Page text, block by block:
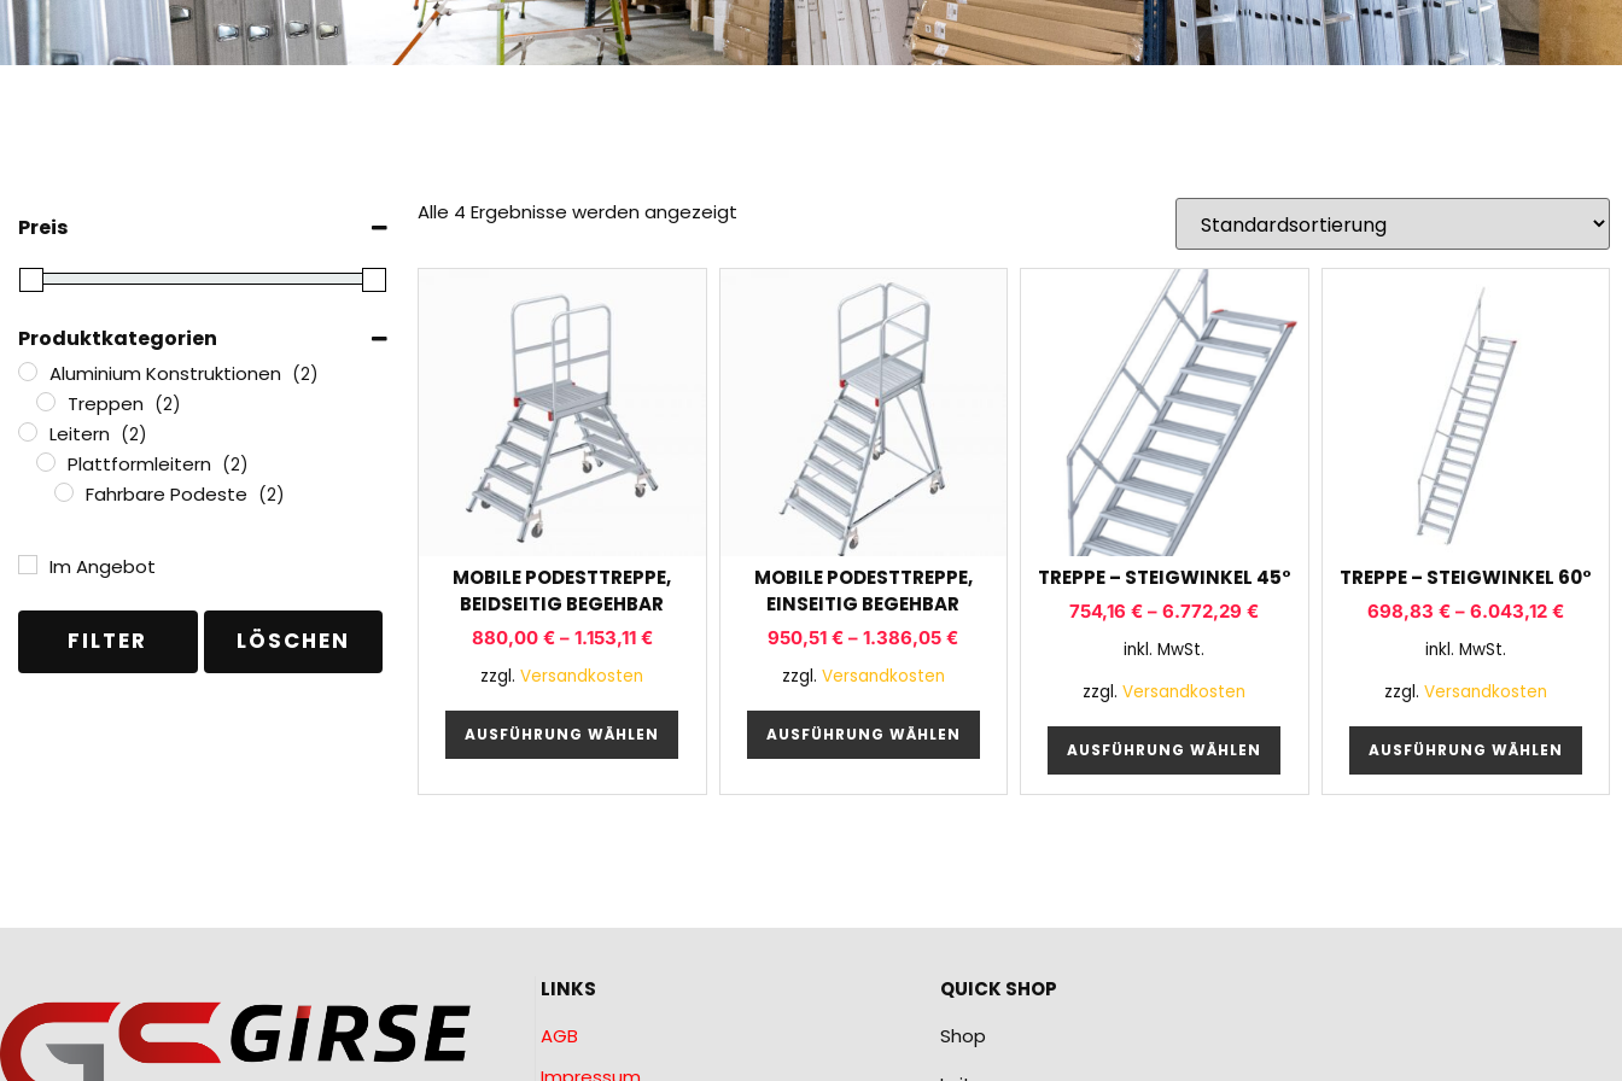
Preis
Produktkategorien
Aluminium Konstruktionen (2)
Treppen (2)
Leitern (2)
Plattformleitern (2)
Fahrbare Podeste (2)
Im Angebot
FILTER LÖSCHEN
Alle 4 Ergebnisse werden angezeigt
MOBILE PODESTTREPPE,
BEIDSEITIG BEGEHBAR
880,00 €– 1.153,11 €
zzgl.Versandkosten
AUSFÜHRUNG WÄHLEN
MOBILE PODESTTREPPE,
EINSEITIG BEGEHBAR
950,51€ –1.386,05€
zzgl. Versandkosten
AUSFÜHRUNG WÄHLEN
TREPPE – STEIGWINKEL 45°
754,16€ –6.772,29€
inkl. MwSt.
zzgl.Versandkosten
AUSFÜHRUNG WÄHLEN
TREPPE – STEIGWINKEL 60°
698,83 €– 6.043,12 €
inkl. MwSt.
zzgl. Versandkosten
AUSFÜHRUNG WÄHLEN
LINKS
AGB
QUICK SHOP
Shop